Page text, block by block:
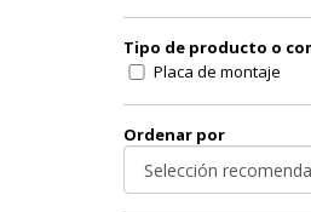
Tipo de producto o
Placa de montaje
Ordenar por